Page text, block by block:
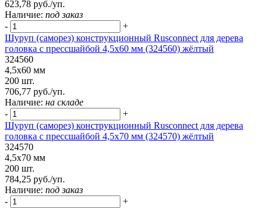
623,78 руб./уп.
Наличие: под заказ
-
+
Шуруп (саморез) конструкционный Rusconnect для дерева
головка с прессшайбой 4,5х60 мм (324560) жёлтый
324560
4,5х60 мм
200 шт.
706,77 руб./уп.
Наличие: на складе
-
+
Шуруп (саморез) конструкционный Rusconnect для дерева
головка с прессшайбой 4,5х70 мм (324570) жёлтый
324570
4,5х70 мм
200 шт.
784,25 руб./уп.
Наличие: под заказ
-
+